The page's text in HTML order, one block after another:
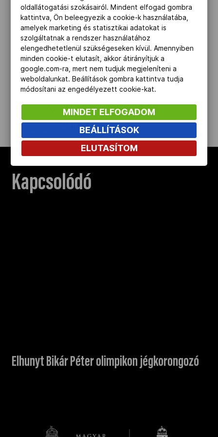
(Forrás: mti)
OLIMPIAI SPORT
VISSZA AZ ELŐZŐ
OLDALRA
Kapcsolódó
Elhunyt Bikár Péter olimpikon jégkorongozó
oldallátogatási szokásairól. Mindent elfogad gombra
kattintva, Ön beleegyezik a cookie-k használatába,
amelyek marketing és statisztikai adatokat is
szolgáltatnak a rendszer használatához
elengedhetetlenül szükségeseken kívül. Amennyiben
minden cookie-t elutasít, akkor átirányítjuk a
google.com-ra, mert nem tudjuk megjeleníteni a
weboldalunkat. Beállítások gombra kattintva tudja
módosítani az engedélyezett cookie-kat.
MINDET ELFOGADOM
BEÁLLÍTÁSOK
ELUTASÍTOM